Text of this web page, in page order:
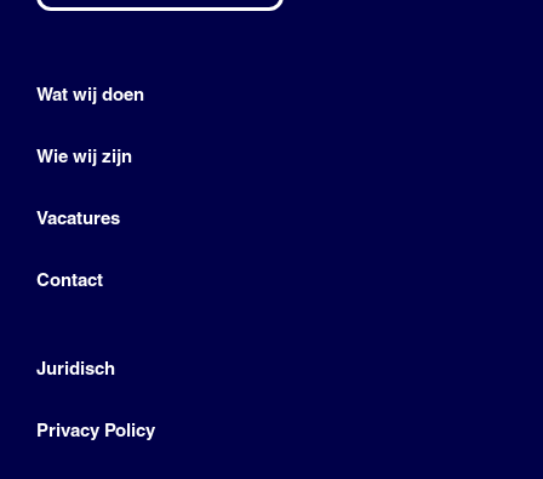
Wat wij doen
Wie wij zijn
Vacatures
Contact
Juridisch
Privacy Policy